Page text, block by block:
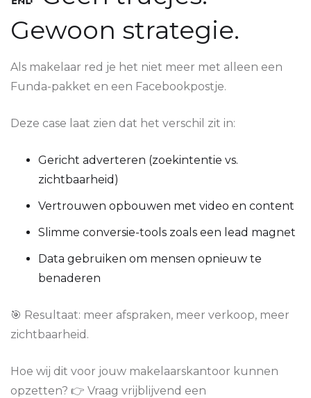
Gewoon strategie.
Als makelaar red je het niet meer met alleen een
Funda-pakket en een Facebookpostje.
Deze case laat zien dat het verschil zit in:
Gericht adverteren (zoekintentie vs.
zichtbaarheid)
Vertrouwen opbouwen met video en content
Slimme conversie-tools zoals een lead magnet
Data gebruiken om mensen opnieuw te
benaderen
🎯 Resultaat: meer afspraken, meer verkoop, meer
zichtbaarheid.
Hoe wij dit voor jouw makelaarskantoor kunnen
opzetten? 👉 Vraag vrijblijvend een